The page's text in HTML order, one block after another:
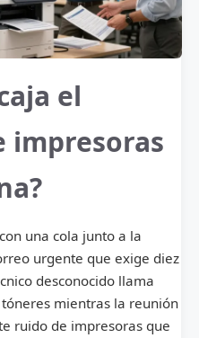
el
impresoras
una cola junto a la
urgente que exige diez
desconocido llama
mientras la reunión
ruido de impresoras que